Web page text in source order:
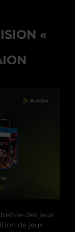
«
des jeux
de jeux